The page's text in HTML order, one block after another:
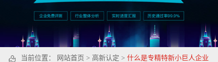
当前位置： 网站首页 > 高新认定 > 什么是专精特新小巨人企业